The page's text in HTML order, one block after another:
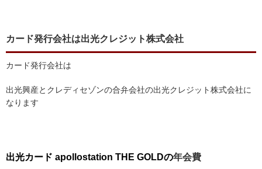
カード発行会社は出光クレジット株式会社
カード発行会社は
出光興産とクレディセゾンの合弁会社の出光クレジット株式会社に
なります
出光カード apollostation THE GOLDの年会費